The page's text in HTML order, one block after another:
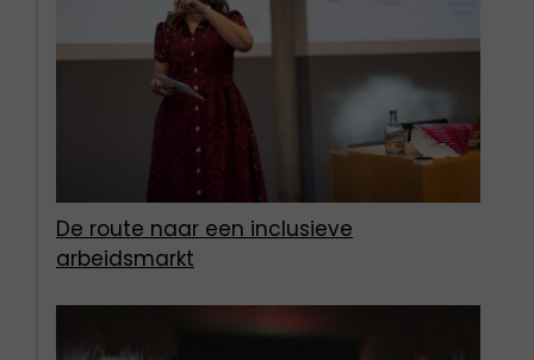
De route naar een inclusieve
arbeidsmarkt